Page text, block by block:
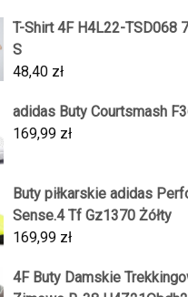
T-Shirt 4F H4L22-TSD068
S
48,40 zł
adidas Buty Courtsmash
169,99 zł
Buty piłkarskie adidas
Sense.4 Tf Gz1370 Żółty
169,99 zł
4F Buty Damskie